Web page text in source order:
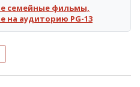
семейные фильмы,
на аудиторию PG-13